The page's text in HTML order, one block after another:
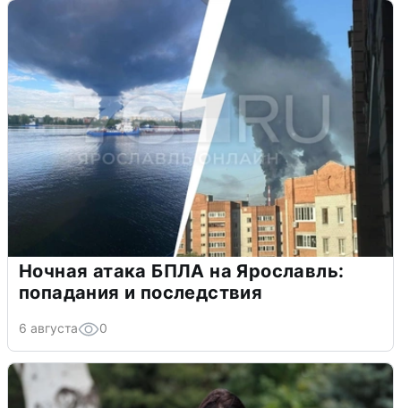
Ночная атака БПЛА на Ярославль:
попадания и последствия
6 августа 0